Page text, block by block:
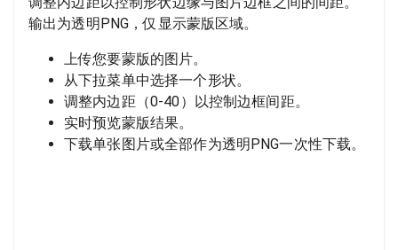
输出为透明PNG，仅显示蒙版区域。
上传您要蒙版的图片。
从下拉菜单中选择一个形状。
调整内边距（0-40）以控制边框间距。
实时预览蒙版结果。
下载单张图片或全部作为透明PNG一次性下载。